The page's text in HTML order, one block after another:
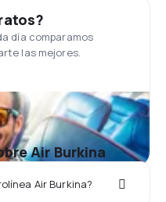
día comparamos
las mejores.
Air Burkina
Air Burkina?